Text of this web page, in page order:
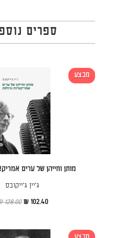
ספרים
מותן וחייהן של ערים
ג'יין ג'ייקובס
102.40 ₪
128.00 ₪
מבצע